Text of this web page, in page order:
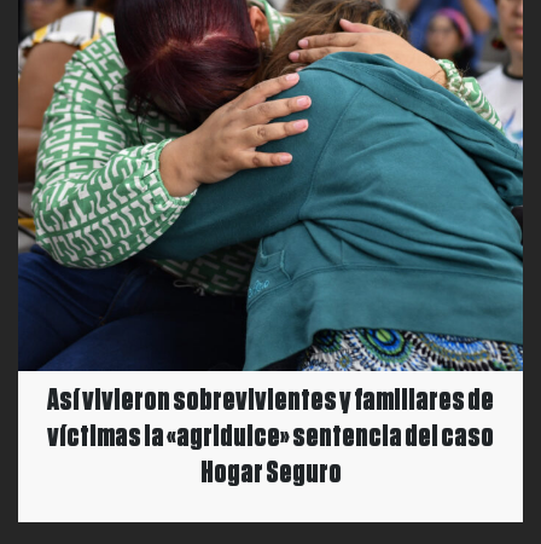
Así vivieron sobrevivientes y familiares de
víctimas la «agridulce» sentencia del caso
Hogar Seguro